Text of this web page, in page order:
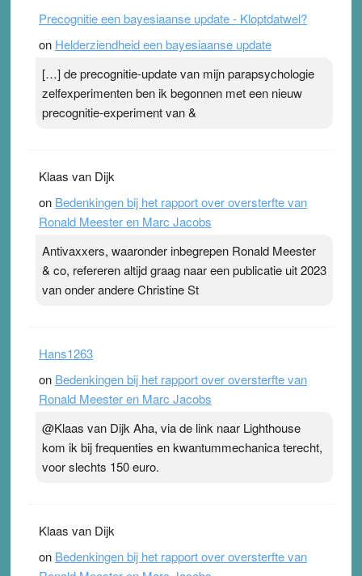
Precognitie een bayesiaanse update - Kloptdatwel?
on Helderziendheid een bayesiaanse update
[…] de precognitie-update van mijn parapsychologie
zelfexperimenten ben ik begonnen met een nieuw
precognitie-experiment van &
Klaas van Dijk
on Bedenkingen bij het rapport over oversterfte van
Ronald Meester en Marc Jacobs
Antivaxxers, waaronder inbegrepen Ronald Meester
& co, refereren altijd graag naar een publicatie uit 2023
van onder andere Christine St
Hans1263
on Bedenkingen bij het rapport over oversterfte van
Ronald Meester en Marc Jacobs
@Klaas van Dijk Aha, via de link naar Lighthouse
kom ik bij frequenties en kwantummechanica terecht,
voor slechts 150 euro.
Klaas van Dijk
on Bedenkingen bij het rapport over oversterfte van